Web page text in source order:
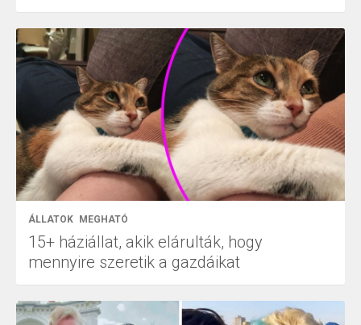
ÁLLATOK MEGHATÓ
15+ háziállat, akik elárulták, hogy
mennyire szeretik a gazdáikat